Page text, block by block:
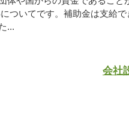
ついてです。補助金は支給で
...
会社